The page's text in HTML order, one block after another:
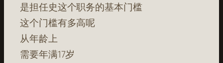
是担任史这个职务的基本门槛
这个门槛有多高呢
从年龄上
需要年满17岁